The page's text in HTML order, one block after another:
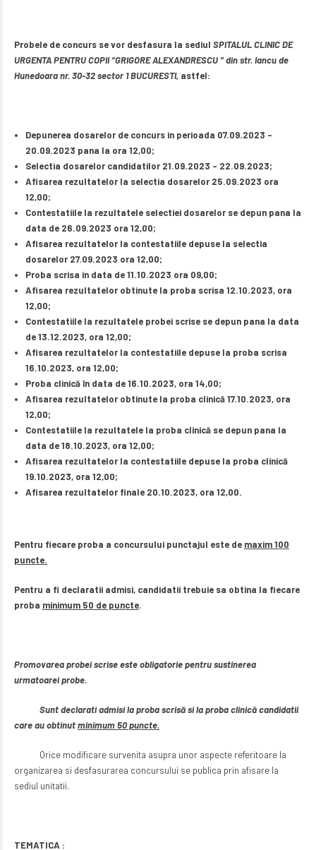
Probele de concurs se vor desfasura la sediul SPITALUL CLINIC DE
URGENTA PENTRU COPII “GRIGORE ALEXANDRESCU “ din str. Iancu de
Hunedoara nr. 30-32 sector 1 BUCURESTI, astfel:
Depunerea dosarelor de concurs in perioada 07.09.2023 –
20.09.2023 pana la ora 12,00;
Selectia dosarelor candidatilor 21.09.2023 – 22.09.2023;
Afisarea rezultatelor la selectia dosarelor 25.09.2023 ora
12,00;
Contestatiile la rezultatele selectiei dosarelor se depun pana la
data de 26.09.2023 ora 12,00;
Afisarea rezultatelor la contestatiile depuse la selectia
dosarelor 27.09.2023 ora 12,00;
Proba scrisa in data de 11.10.2023 ora 09,00;
Afisarea rezultatelor obtinute la proba scrisa 12.10.2023, ora
12,00;
Contestatiile la rezultatele probei scrise se depun pana la data
de 13.12.2023, ora 12,00;
Afisarea rezultatelor la contestatiile depuse la proba scrisa
16.10.2023, ora 12,00;
Proba clinică în data de 16.10.2023, ora 14,00;
Afisarea rezultatelor obtinute la proba clinică 17.10.2023, ora
12,00;
Contestatiile la rezultatele la proba clinică se depun pana la
data de 18.10.2023, ora 12,00;
Afisarea rezultatelor la contestatiile depuse la proba clinică
19.10.2023, ora 12,00;
Afisarea rezultatelor finale 20.10.2023, ora 12,00.
Pentru fiecare proba a concursului punctajul este de maxim 100
puncte.
Pentru a fi declaratii admisi, candidatii trebuie sa obtina la fiecare
proba minimum 50 de puncte.
Promovarea probei scrise este obligatorie pentru sustinerea
urmatoarei probe.
Sunt declarati admisi la proba scrisă si la proba clinică candidatii
care au obtinutminimum 50 puncte.
Orice modificare survenita asupra unor aspecte referitoare la
organizarea si desfasurarea concursului se publica prin afisare la
sediul unitatii.
TEMATICA :